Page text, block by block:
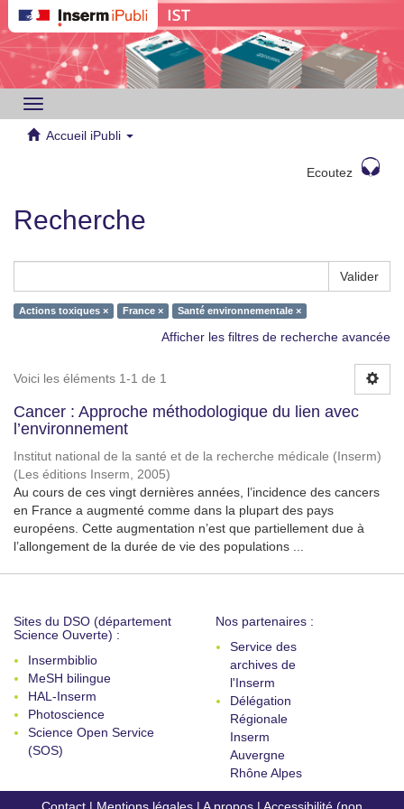
Toggle
navigation
Accueil iPubli
Ecoutez
Recherche
Valider
Actions toxiques × France × Santé environnementale ×
Afficher les filtres de recherche avancée
Voici les éléments 1-1 de 1
Cancer : Approche méthodologique du lien avec
l’environnement
Institut national de la santé et de la recherche médicale (Inserm)
(Les éditions Inserm, 2005)
Au cours de ces vingt dernières années, l’incidence des cancers
en France a augmenté comme dans la plupart des pays
européens. Cette augmentation n’est que partiellement due à
l’allongement de la durée de vie des populations ...
Sites du DSO (département
Science Ouverte) :
Insermbiblio
MeSH bilingue
HAL-Inserm
Photoscience
Science Open Service
(SOS)
Nos partenaires :
Service des
archives de
l'Inserm
Délégation
Régionale
Inserm
Auvergne
Rhône Alpes